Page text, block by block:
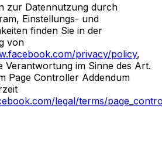
zur Datennutzung durch
Einstellungs- und
finden Sie in der
von
privacy/policy,
Verantwortung im Sinne des Art.
Page Controller Addendum
legal/terms/